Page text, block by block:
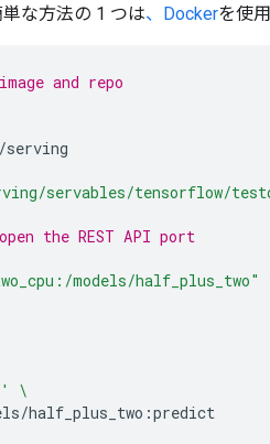
な方法の 1 つは、Dockerを使
and repo
servables/tensorflow/
the REST API port
models/half_plus_two"
\
half_plus_two:predict